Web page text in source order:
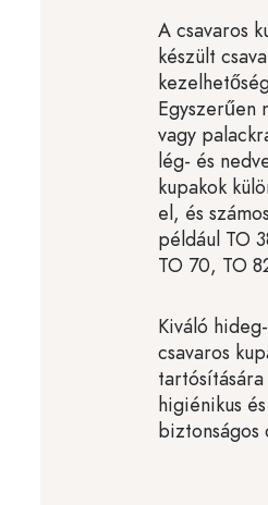
A csavaros
készült
Egyszerűen
vagy
lég- és
kupakok
el, és
például TO
TO 70, TO
Kiváló
csavaros
higiénikus
biztonságos